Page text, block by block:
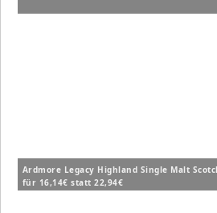
Ardmore Legacy Highland Single Malt
für 16,14€ statt 22,94€